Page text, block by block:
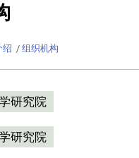
绍 / 组织机构
研究院
研究院